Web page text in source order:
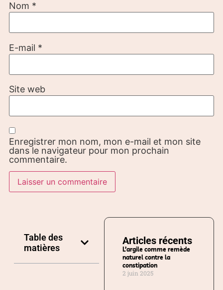
Nom *
E-mail *
Site web
Enregistrer mon nom, mon e-mail et mon site
dans le navigateur pour mon prochain
commentaire.
Table des
matières
Articles récents
L’argile comme remède
naturel contre la
constipation
2 juin 2025